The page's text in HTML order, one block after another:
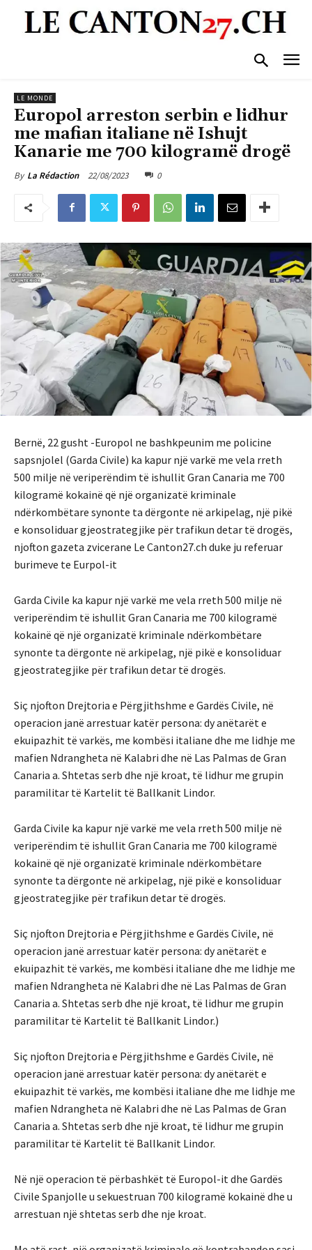
LE MONDE
Europol arreston serbin e lidhur
me mafian italiane në Ishujt
Kanarie me 700 kilogramë drogë
By La Rédaction 22/08/2023 0
Bernë, 22 gusht -Europol ne bashkpeunim me policine
sapsnjolel (Garda Civile) ka kapur një varkë me vela rreth
500 milje në veriperëndim të ishullit Gran Canaria me 700
kilogramë kokainë që një organizatë kriminale
ndërkombëtare synonte ta dërgonte në arkipelag, një pikë
e konsoliduar gjeostrategjike për trafikun detar të drogës,
njofton gazeta zvicerane Le Canton27.ch duke ju referuar
burimeve te Eurpol-it
Garda Civile ka kapur një varkë me vela rreth 500 milje në
veriperëndim të ishullit Gran Canaria me 700 kilogramë
kokainë që një organizatë kriminale ndërkombëtare
synonte ta dërgonte në arkipelag, një pikë e konsoliduar
gjeostrategjike për trafikun detar të drogës.
Siç njofton Drejtoria e Përgjithshme e Gardës Civile, në
operacion janë arrestuar katër persona: dy anëtarët e
ekuipazhit të varkës, me kombësi italiane dhe me lidhje me
mafien Ndrangheta në Kalabri dhe në Las Palmas de Gran
Canaria a. Shtetas serb dhe një kroat, të lidhur me grupin
paramilitar të Kartelit të Ballkanit Lindor.
Garda Civile ka kapur një varkë me vela rreth 500 milje në
veriperëndim të ishullit Gran Canaria me 700 kilogramë
kokainë që një organizatë kriminale ndërkombëtare
synonte ta dërgonte në arkipelag, një pikë e konsoliduar
gjeostrategjike për trafikun detar të drogës.
Siç njofton Drejtoria e Përgjithshme e Gardës Civile, në
operacion janë arrestuar katër persona: dy anëtarët e
ekuipazhit të varkës, me kombësi italiane dhe me lidhje me
mafien Ndrangheta në Kalabri dhe në Las Palmas de Gran
Canaria a. Shtetas serb dhe një kroat, të lidhur me grupin
paramilitar të Kartelit të Ballkanit Lindor.)
Siç njofton Drejtoria e Përgjithshme e Gardës Civile, në
operacion janë arrestuar katër persona: dy anëtarët e
ekuipazhit të varkës, me kombësi italiane dhe me lidhje me
mafien Ndrangheta në Kalabri dhe në Las Palmas de Gran
Canaria a. Shtetas serb dhe një kroat, të lidhur me grupin
paramilitar të Kartelit të Ballkanit Lindor.
Në një operacion të përbashkët të Europol-it dhe Gardës
Civile Spanjolle u sekuestruan 700 kilogramë kokainë dhe u
arrestuan një shtetas serb dhe nje kroat.